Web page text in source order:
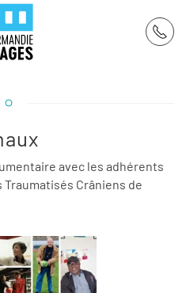
avec les adhérents
Traumatisés Crâniens de